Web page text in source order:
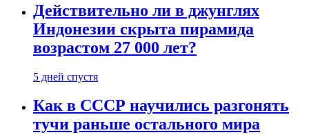
Действительно ли в джунглях
Индонезии скрыта пирамида
возрастом 27 000 лет?
5 дней спустя
Как в СССР научились разгонять
тучи раньше остального мира